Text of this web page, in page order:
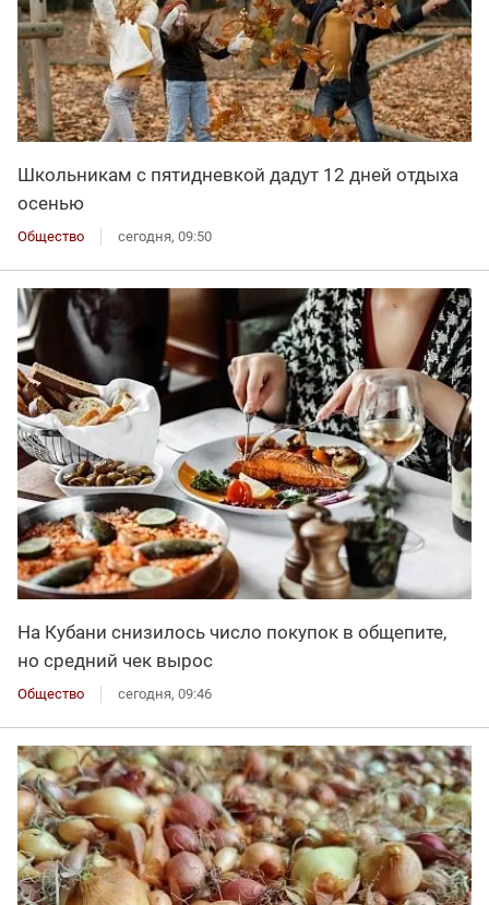
Школьникам с пятидневкой дадут 12 дней отдыха
осенью
Общество сегодня, 09:50
На Кубани снизилось число покупок в общепите,
но средний чек вырос
Общество сегодня, 09:46